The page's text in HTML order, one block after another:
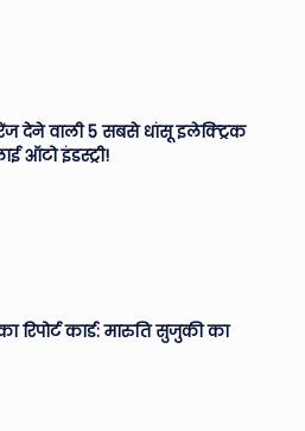
देने वाली 5 सबसे धांसू इलेक्ट्रिक
ऑटो इंडस्ट्री!
रिपोर्ट कार्ड: मारुति सुजुकी का